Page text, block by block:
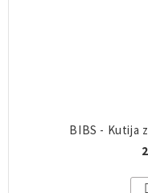
BIBS - Kutija